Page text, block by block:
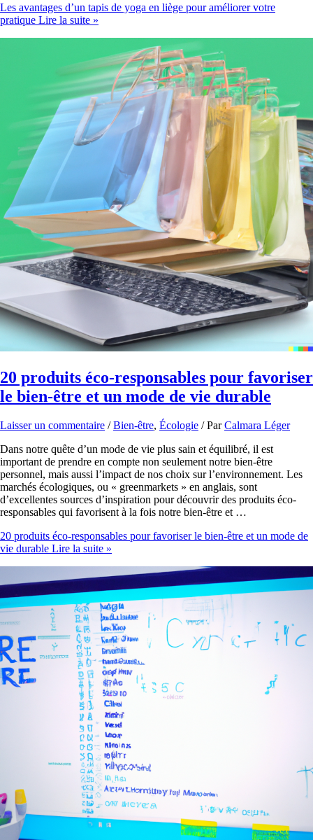
Les avantages d’un tapis de yoga en liège pour améliorer votre
pratique Lire la suite »
20 produits éco-responsables pour favoriser
le bien-être et un mode de vie durable
Laisser un commentaire /Bien-être, Écologie / ParCalmara Léger
Dans notre quête d’un mode de vie plus sain et équilibré, il est
important de prendre en compte non seulement notre bien-être
personnel, mais aussi l’impact de nos choix sur l’environnement. Les
marchés écologiques, ou « greenmarkets » en anglais, sont
d’excellentes sources d’inspiration pour découvrir des produits éco-
responsables qui favorisent à la fois notre bien-être et …
20 produits éco-responsables pour favoriser le bien-être et un mode de
vie durable Lire la suite »